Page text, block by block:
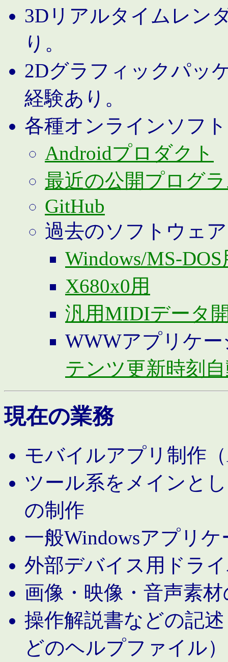
3Dリアルタイムレン
り。
2Dグラフィックパッ
経験あり。
各種オンラインソフ
Androidプロダクト
最近の公開プログ
GitHub
過去のソフトウェア
Windows/MS-DOS
X680x0用
汎用MIDIデータ
WWWアプリケ
テンツ更新時刻
現在の業務
モバイルアプリ制作
ツール系をメインと
の制作
一般Windowsアプリ
外部デバイス用ドラ
画像・映像・音声素
操作解説書などの記
どのヘルプファイル）